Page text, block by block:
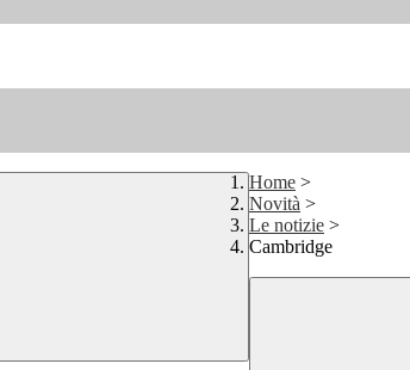
Home >
Novità >
Le notizie >
Cambridge